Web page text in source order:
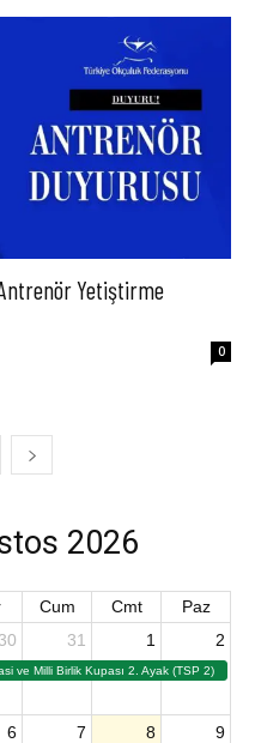
Yetiştirme
0
2026
Cum Cmt
Paz
ve Milli Birlik Kupası 2. Ayak (TSP 2)
30 31 1 2
6 7 8 9